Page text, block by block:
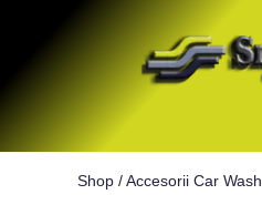
Shop /Accesorii Car Wash